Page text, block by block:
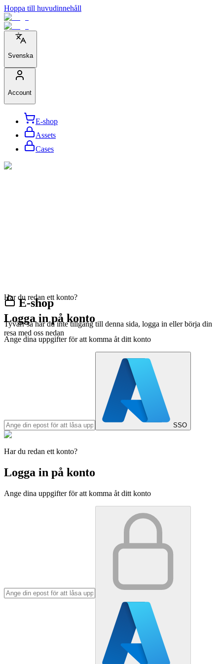
Hoppa till huvudinnehåll
Svenska
Account
E-shop
Assets
Cases
E-shop
Tyvärr så har du inte tillgång till denna sida, logga in eller börja din
resa med oss nedan
Har du redan ett konto?
Logga in på konto
Ange dina uppgifter för att komma åt ditt konto
SSO
Har du redan ett konto?
Logga in på konto
Ange dina uppgifter för att komma åt ditt konto